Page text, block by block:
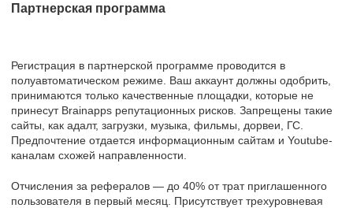
Партнерская программа
Регистрация в партнерской программе проводится в
полуавтоматическом режиме. Ваш аккаунт должны одобрить,
принимаются только качественные площадки, которые не
принесут Brainapps репутационных рисков. Запрещены такие
сайты, как адалт, загрузки, музыка, фильмы, дорвеи, ГС.
Предпочтение отдается информационным сайтам и Youtube-
каналам схожей направленности.
Отчисления за рефералов — до 40% от трат приглашенного
пользователя в первый месяц. Присутствует трехуровневая